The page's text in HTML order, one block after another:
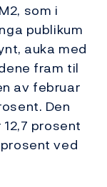
som i
publikum
auka med
fram til
av februar
Den
prosent
ved